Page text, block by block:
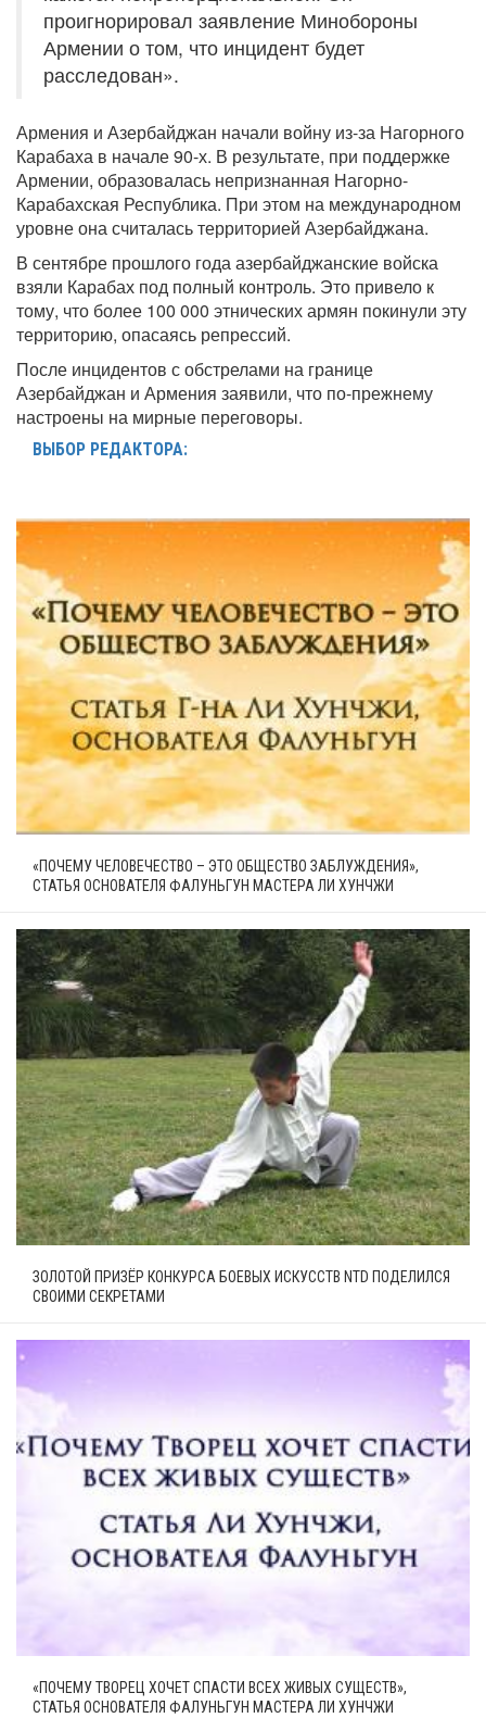
проигнорировал заявление Минобороны
Армении о том, что инцидент будет
расследован».
Армения и Азербайджан начали войну из-за Нагорного
Карабаха в начале 90-х. В результате, при поддержке
Армении, образовалась непризнанная Нагорно-
Карабахская Республика. При этом на международном
уровне она считалась территорией Азербайджана.
В сентябре прошлого года азербайджанские войска
взяли Карабах под полный контроль. Это привело к
тому, что более 100 000 этнических армян покинули эту
территорию, опасаясь репрессий.
После инцидентов с обстрелами на границе
Азербайджан и Армения заявили, что по-прежнему
настроены на мирные переговоры.
ВЫБОР РЕДАКТОРА:
«ПОЧЕМУ ЧЕЛОВЕЧЕСТВО – ЭТО ОБЩЕСТВО ЗАБЛУЖДЕНИЯ»,
СТАТЬЯ ОСНОВАТЕЛЯ ФАЛУНЬГУН МАСТЕРА ЛИ ХУНЧЖИ
ЗОЛОТОЙ ПРИЗЁР КОНКУРСА БОЕВЫХ ИСКУССТВ NTD ПОДЕЛИЛСЯ
СВОИМИ СЕКРЕТАМИ
«ПОЧЕМУ ТВОРЕЦ ХОЧЕТ СПАСТИ ВСЕХ ЖИВЫХ СУЩЕСТВ»,
СТАТЬЯ ОСНОВАТЕЛЯ ФАЛУНЬГУН МАСТЕРА ЛИ ХУНЧЖИ